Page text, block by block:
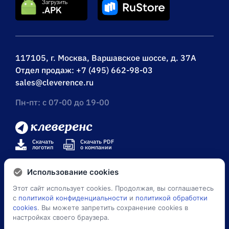
Использование cookies
Этот сайт использует cookies. Продолжая, вы соглашаетесь
с политикой конфиденциальности и политикой обработки
cookies. Вы можете запретить сохранение cookies в
настройках своего браузера.
117105, г. Москва, Варшавское шоссе, д. 37А
Отдел продаж: +7 (495) 662-98-03
sales@cleverence.ru
Пн-пт: с 07-00 до 19-00
Скачать
логотип
Скачать PDF
о компании
© Клеверенс 2026
Политика конфиденциальности